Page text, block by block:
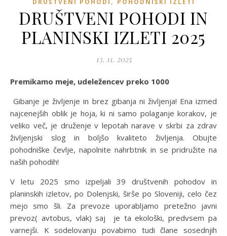
DRUŠTVENI POHODI POHODNIŠKI IZLETI
DRUŠTVENI POHODI IN
PLANINSKI IZLETI 2025
13. 11. 2025
Premikamo meje, udeležencev preko 1000
Gibanje je življenje in brez gibanja ni življenja! Ena izmed
najcenejših oblik je hoja, ki ni samo polaganje korakov, je
veliko več, je druženje v lepotah narave v skrbi za zdrav
življenjski slog in boljšo kvaliteto življenja. Obujte
pohodniške čevlje, napolnite nahrbtnik in se pridružite na
naših pohodih!
V letu 2025 smo izpeljali 39 društvenih pohodov in
planinskih izletov, po Dolenjski, širše po Sloveniji, celo čez
mejo smo šli. Za prevoze uporabljamo pretežno javni
prevoz( avtobus, vlak) saj je ta ekološki, predvsem pa
varnejši. K sodelovanju povabimo tudi člane sosednjih